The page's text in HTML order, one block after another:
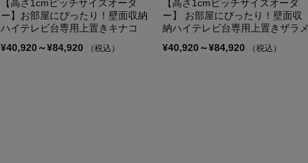
【高さ1cmピッチサイズオーダ
ー】お部屋にぴったり！壁面収納
ハイテレビ台専用上置きキナコ
¥40,920～¥84,920
（税込）
【高さ1cmピッチサイズオーダ
ー】 お部屋にぴったり！壁面収
納ハイテレビ台専用上置きザラメ
¥40,920～¥84,920
（税込）